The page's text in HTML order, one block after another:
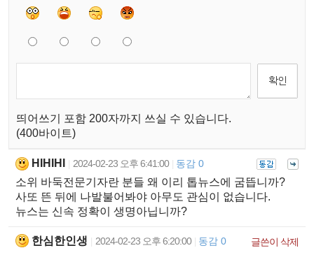
띄어쓰기 포함 200자까지 쓰실 수 있습니다.
(400바이트)
HIHIHI 2024-02-23 오후 6:41:00 동감 0
소위 바둑전문기자란 분들 왜 이리 톱뉴스에 굼뜹니까?
사또 뜬 뒤에 나발불어봐야 아무도 관심이 없습니다.
뉴스는 신속 정확이 생명아닙니까?
한심한인생 2024-02-23 오후 6:20:00 동감 0 글쓴이 삭제